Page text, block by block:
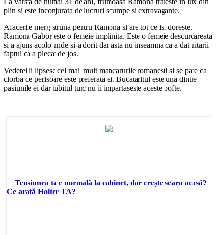
La varsta de numai 31 de ani, frumoasa Ramona traieste in lux din
plin si este inconjurata de lucruri scumpe si extravagante.
Afacerile merg struna pentru Ramona si are tot ce isi doreste.
Ramona Gabor este o femeie implinita. Este o femeie descurcareata
si a ajuns acolo unde si-a dorit dar asta nu inseamna ca a dat uitarii
faptul ca a plecat de jos.
Vedetei ii lipsesc cel mai mult mancarurile romanesti si se pare ca
ciorba de perisoare este preferata ei. Bucataritul este una dintre
pasiunile ei dar iubitul turc nu ii impartaseste aceste pofte.
Tensiunea ta e normală la cabinet, dar crește seara acasă?
Ce arată Holter TA?